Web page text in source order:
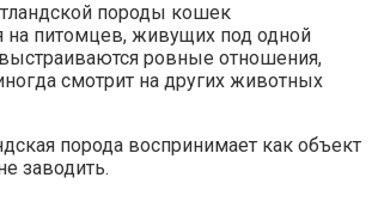
породы кошек
на питомцев, живущих под одной
ровные отношения,
смотрит на других животных
порода воспринимает как объект
заводить.